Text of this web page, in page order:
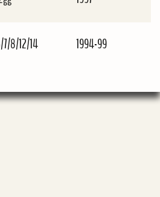
8/12/14 1994-99